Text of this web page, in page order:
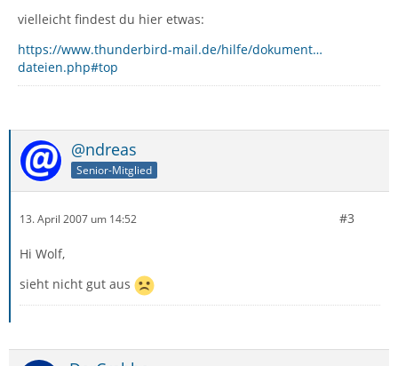
vielleicht findest du hier etwas:
https://www.thunderbird-mail.de/hilfe/dokument…
dateien.php#top
@ndreas
Senior-Mitglied
13. April 2007 um 14:52 #3
Hi Wolf,
sieht nicht gut aus